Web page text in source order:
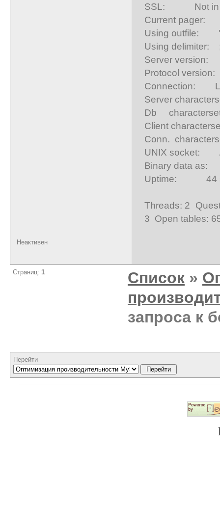
SSL: Not in
Current pager:
Using outfile:
Using delimiter:
Server version:
Protocol
Connection:
Server
Db
Client
Conn.
UNIX socket: /
Binary data
Uptime: 44
Threads: 2
3 Open tables:
Неактивен
Страниц: 1 Список »
запроса к
Перейти